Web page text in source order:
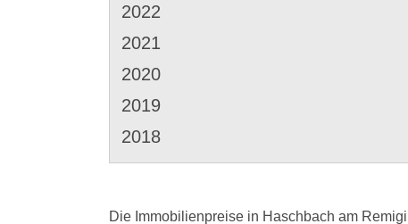
2022
2021
2020
2019
2018
Die Immobilienpreise in Haschbach am